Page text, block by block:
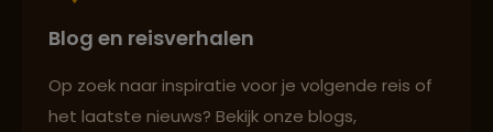
Persoonlijk en deskundig reisadvies
Blog en reisverhalen
Op zoek naar inspiratie voor je volgende reis of
het laatste nieuws? Bekijk onze blogs,